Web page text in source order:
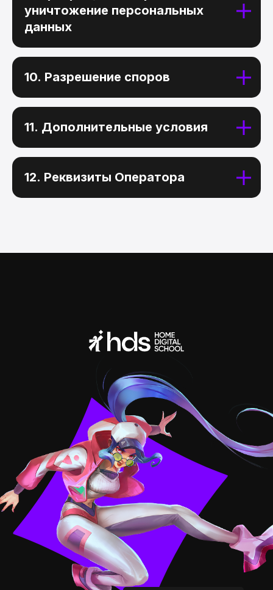
уничтожение персональных
данных
10. Разрешение споров
11. Дополнительные условия
12. Реквизиты Оператора
+7 901 468-10-87
Все права защищены ©HDS 2026
Персональные данные физических лиц, включая фото- и видеоизображения,
используются на нашем сайте с согласия владельцев этих данных.
Для третьих лиц установлен запрет на любое использование персональных
данных, размещенных на нашем сайте.
Лицензия на осуществление образовательной деятельности
№ ЛО35−1298−77/1609 849,
выдана Министерством образования и науки города Москвы,
дата предоставления 10.12.2024
Общество с ограниченной ответственностью «ХОУМ ДИДЖИТАЛ СКУЛ»
ОГРН: 1247 700 708 496
Политика конфиденциальности
Пользовательское соглашение
Подпишитесь на наши группы:
преподавателя HDS